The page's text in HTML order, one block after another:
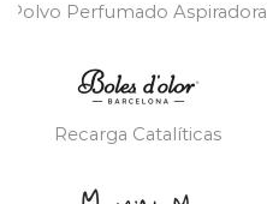
Polvo Perfumado Aspiradora
Recarga Catalíticas